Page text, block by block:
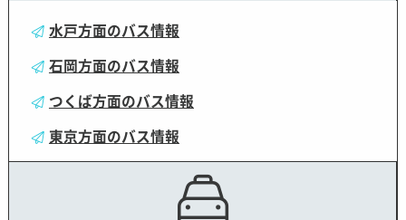
水戸方面のバス情報
石岡方面のバス情報
つくば方面のバス情報
東京方面のバス情報